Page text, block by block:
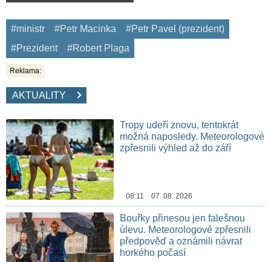
#ministr #Petr Macinka
#Petr Pavel (prezident)
#Prezident
#Robert Plaga
Reklama:
AKTUALITY
Tropy udeří znovu, tentokrát
možná naposledy. Meteorologové
zpřesnili výhled až do září
08:11 07. 08. 2026
Bouřky přinesou jen falešnou
úlevu. Meteorologové zpřesnili
předpověď a oznámili návrat
horkého počasí